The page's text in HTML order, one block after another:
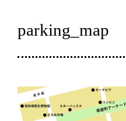
parking_map